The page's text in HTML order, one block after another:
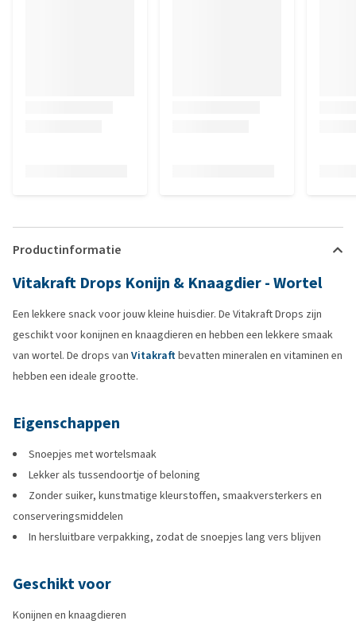
Productinformatie
Vitakraft Drops Konijn & Knaagdier - Wortel
Een lekkere snack voor jouw kleine huisdier. De Vitakraft Drops zijn
geschikt voor konijnen en knaagdieren en hebben een lekkere smaak
van wortel. De drops van Vitakraftbevatten mineralen en vitaminen en
hebben een ideale grootte.
Eigenschappen
Snoepjes met wortelsmaak
Lekker als tussendoortje of beloning
Zonder suiker, kunstmatige kleurstoffen, smaakversterkers en
conserveringsmiddelen
In hersluitbare verpakking, zodat de snoepjes lang vers blijven
Geschikt voor
Konijnen en knaagdieren